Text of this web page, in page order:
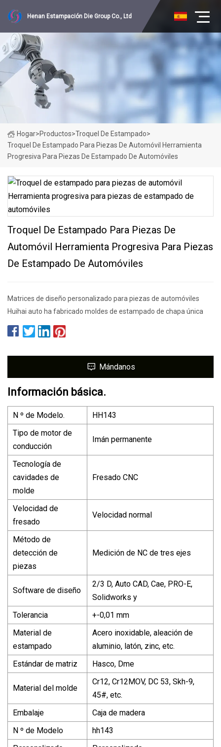
Henan Estampación Die Group Co., Ltd
Hogar>Productos>Troquel De Estampado>
Troquel De Estampado Para Piezas De Automóvil Herramienta
Progresiva Para Piezas De Estampado De Automóviles
Troquel De Estampado Para Piezas De
Automóvil Herramienta Progresiva Para Piezas
De Estampado De Automóviles
Matrices de diseño personalizado para piezas de automóviles
Huihai auto ha fabricado moldes de estampado de chapa única
Mándanos
Información básica.
N º de Modelo.
HH143
Tipo de motor de
conducción
Imán permanente
Tecnología de
cavidades de
molde
Fresado CNC
Velocidad de
fresado
Velocidad normal
Método de
detección de
piezas
Medición de NC de tres ejes
Software de diseño
2/3 D, Auto CAD, Cae, PRO-E,
Solidworks y
Tolerancia
+-0,01 mm
Material de
estampado
Acero inoxidable, aleación de
aluminio, latón, zinc, etc.
Estándar de matriz
Hasco, Dme
Material del molde
Cr12, Cr12MOV, DC 53, Skh-9,
45#, etc.
Embalaje
Caja de madera
N º de Modelo
hh143